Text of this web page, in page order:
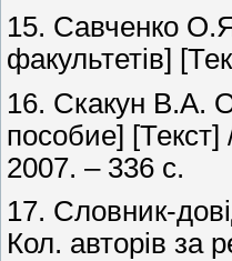
15. Савченко
факультетів]
16. Скакун В.А.
пособие]
2007. – 336 с.
17. Словник-
Кол. авторів за